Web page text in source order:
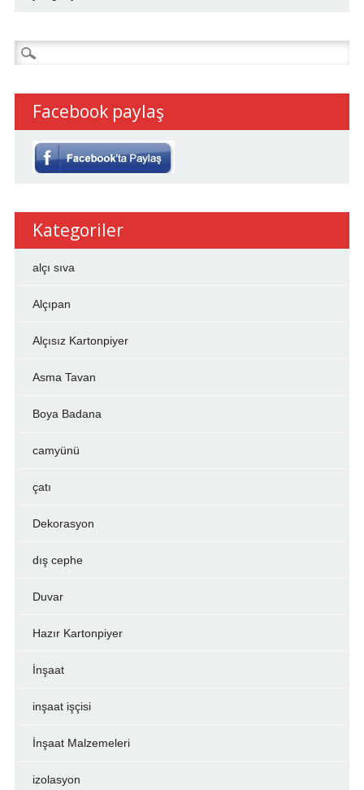
Arama:
Facebook paylaş
Kategoriler
alçı sıva
Alçıpan
Alçısız Kartonpiyer
Asma Tavan
Boya Badana
camyünü
çatı
Dekorasyon
dış cephe
Duvar
Hazır Kartonpiyer
İnşaat
inşaat işçisi
İnşaat Malzemeleri
izolasyon